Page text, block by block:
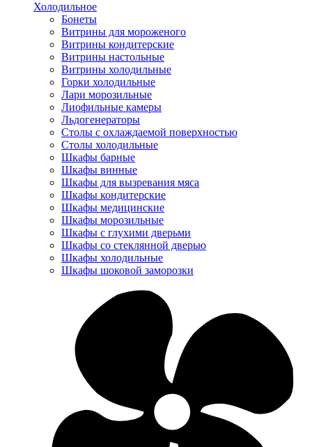
Холодильное
Бонеты
Витрины для мороженого
Витрины кондитерские
Витрины настольные
Витрины холодильные
Горки холодильные
Лари морозильные
Лиофильные камеры
Льдогенераторы
Столы с охлаждаемой поверхностью
Столы холодильные
Шкафы барные
Шкафы винные
Шкафы для вызревания мяса
Шкафы кондитерские
Шкафы медицинские
Шкафы морозильные
Шкафы с глухими дверьми
Шкафы со стеклянной дверью
Шкафы холодильные
Шкафы шоковой заморозки